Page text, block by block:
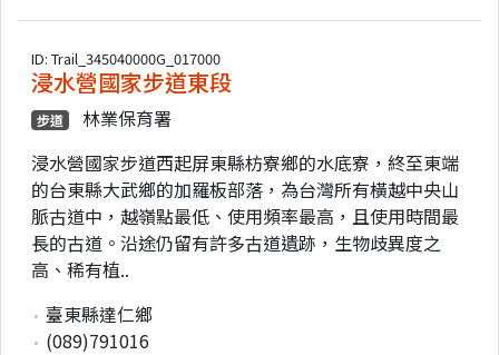
ID: Trail_345040000G_017000
浸水營國家步道東段
步道
林業保育署
浸水營國家步道西起屏東縣枋寮鄉的水底寮，終至東端
的台東縣大武鄉的加羅板部落，為台灣所有橫越中央山
脈古道中，越嶺點最低、使用頻率最高，且使用時間最
長的古道。沿途仍留有許多古道遺跡，生物歧異度之
高、稀有植..
臺東縣達仁鄉
(089)791016